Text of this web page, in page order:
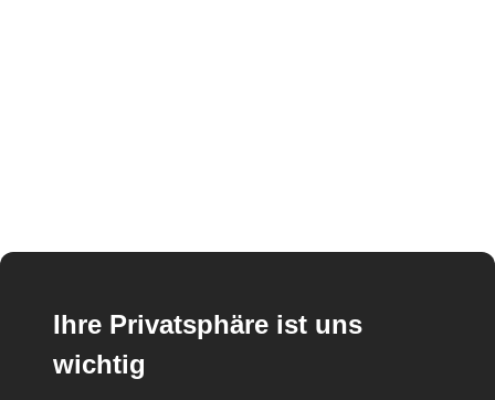
Ihre Privatsphäre ist uns
wichtig